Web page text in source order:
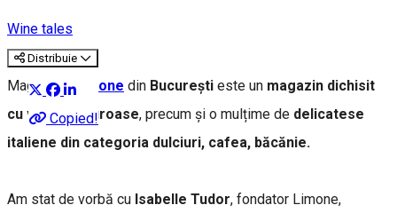
Wine tales
Distribuie
Copied!
MagazinulLimone din București este un magazin dichisit
cu vinuri savuroase, precum și o mulțime de delicatese
italiene din categoria dulciuri, cafea, băcănie.
Am stat de vorbă cu Isabelle Tudor, fondator Limone,